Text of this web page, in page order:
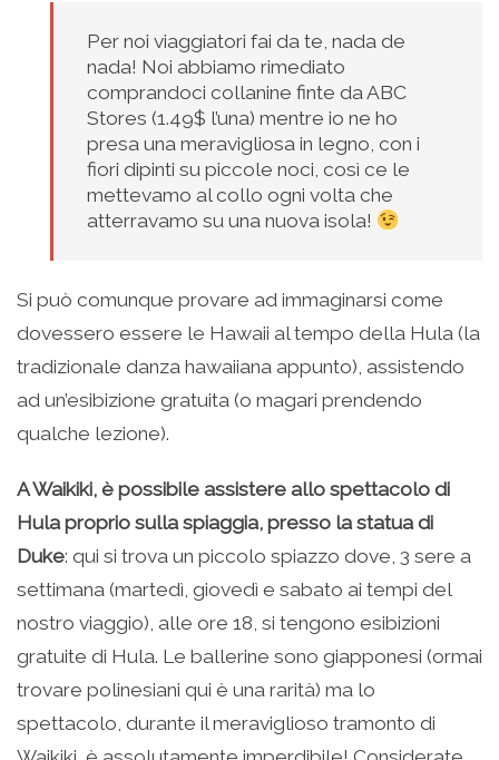
Per noi viaggiatori fai da te, nada de
nada! Noi abbiamo rimediato
comprandoci collanine finte da ABC
Stores (1.49$ l’una) mentre io ne ho
presa una meravigliosa in legno, con i
fiori dipinti su piccole noci, così ce le
mettevamo al collo ogni volta che
atterravamo su una nuova isola!
Si può comunque provare ad immaginarsi come
dovessero essere le Hawaii al tempo della Hula (la
tradizionale danza hawaiiana appunto), assistendo
ad un’esibizione gratuita (o magari prendendo
qualche lezione).
A Waikiki, è possibile assistere allo spettacolo di
Hula proprio sulla spiaggia, presso la statua di
Duke: qui si trova un piccolo spiazzo dove, 3 sere a
settimana (martedì, giovedì e sabato ai tempi del
nostro viaggio), alle ore 18, si tengono esibizioni
gratuite di Hula. Le ballerine sono giapponesi (ormai
trovare polinesiani qui è una rarità) ma lo
spettacolo, durante il meraviglioso tramonto di